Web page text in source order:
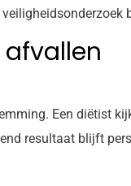
afvallen
Een diëtist
resultaat blijft